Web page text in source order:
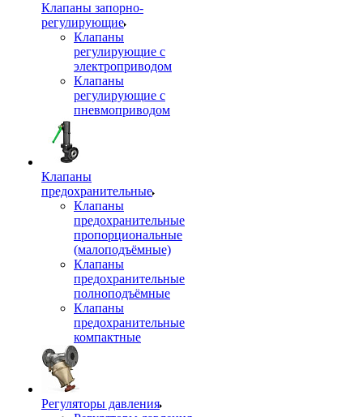
Клапаны запорно-
регулирующие
Клапаны
регулирующие с
электроприводом
Клапаны
регулирующие с
пневмоприводом
Клапаны
предохранительные
Клапаны
предохранительные
пропорциональные
(малоподъёмные)
Клапаны
предохранительные
полноподъёмные
Клапаны
предохранительные
компактные
Регуляторы давления